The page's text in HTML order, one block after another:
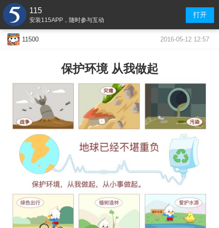
115
安装115APP，随时参与互动
打开
11500 2016-05-12 12:57
保护环境 从我做起